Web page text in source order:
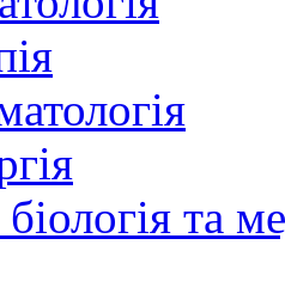
та